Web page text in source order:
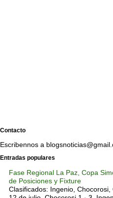
Contacto
Escribennos a
Entradas populares
Fase Regional La Paz, Copa
de Posiciones y Fixture
Clasificados: Ingenio,